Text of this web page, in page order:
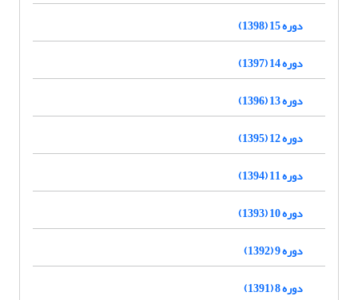
دوره 15 (1398)
دوره 14 (1397)
دوره 13 (1396)
دوره 12 (1395)
دوره 11 (1394)
دوره 10 (1393)
دوره 9 (1392)
دوره 8 (1391)